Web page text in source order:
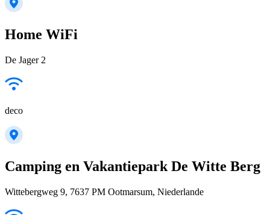
Home WiFi
De Jager 2
deco
Camping en Vakantiepark De Witte Berg
Wittebergweg 9, 7637 PM Ootmarsum, Niederlande